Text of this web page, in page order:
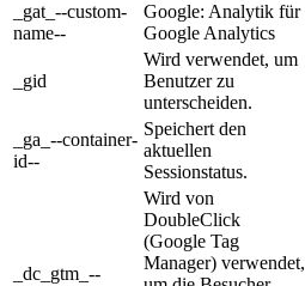
_gat_--custom-
name--
Google: Analytik für
Google Analytics
_gid
Wird verwendet, um
Benutzer zu
unterscheiden.
_ga_--container-
id--
Speichert den
aktuellen
Sessionstatus.
_dc_gtm_--
Wird von
DoubleClick
(Google Tag
Manager) verwendet,